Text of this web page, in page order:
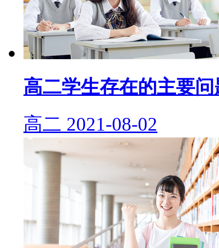
高二学生存在的主要问
高二 2021-08-02